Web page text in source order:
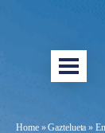
Home»Gaztelueta »